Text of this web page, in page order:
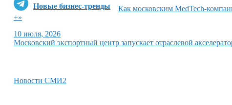
Новые бизнес-тренды
Как московским MedTech-
+»
10 июля, 2026
Московский экспортный центр запускает отраслевой
Новости СМИ2